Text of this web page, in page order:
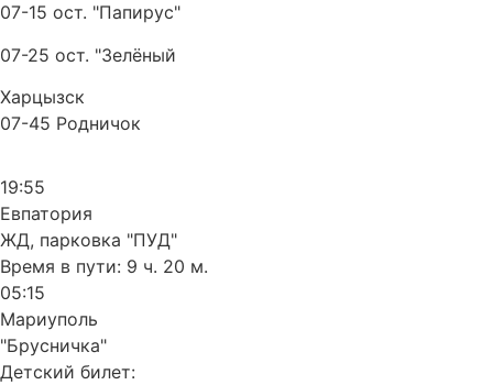
07-15 ост. "Папирус"
07-25 ост. "Зелёный
Харцызск
07-45 Родничок
19:55
Евпатория
ЖД, парковка "ПУД"
Время в пути: 9 ч. 20 м.
05:15
Мариуполь
"Брусничка"
Детский билет: